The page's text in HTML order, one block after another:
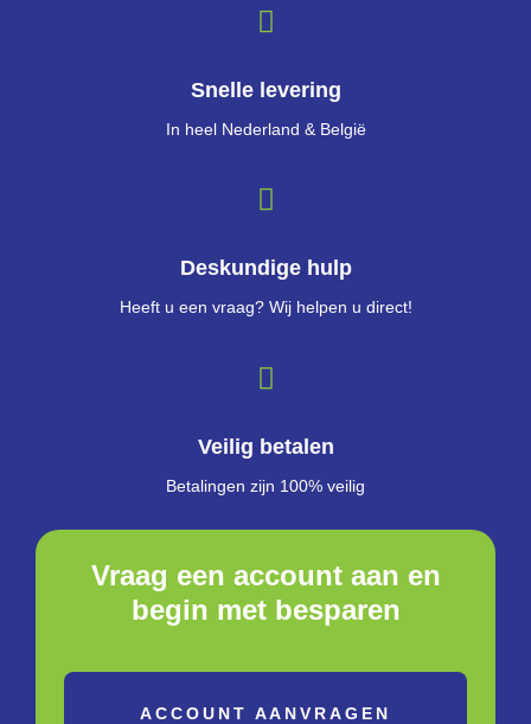
Snelle levering
In heel Nederland & België
Deskundige hulp
Heeft u een vraag? Wij helpen u direct!
Veilig betalen
Betalingen zijn 100% veilig
Vraag een account aan en
begin met besparen
ACCOUNT AANVRAGEN